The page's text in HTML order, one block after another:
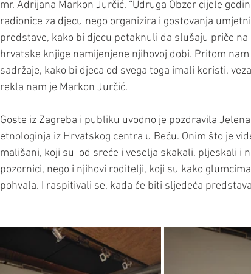
mr. Adrijana Markon Jurčić. “Udruga Obzor cijele
radionice za djecu nego organizira i gostovanja
predstave, kako bi djecu potaknuli da slušaju priče
hrvatske knjige namijenjene njihovoj dobi. Pritom
sadržaje, kako bi djeca od svega toga imali koristi,
rekla nam je Markon Jurčić.
Goste iz Zagreba i publiku uvodno je pozdravila
etnologinja iz Hrvatskog centra u Beču. Onim što je
mališani, koji su  od sreće i veselja skakali, pljeskali i
pozornici, nego i njihovi roditelji, koji su kako
pohvala. I raspitivali se, kada će biti sljedeća